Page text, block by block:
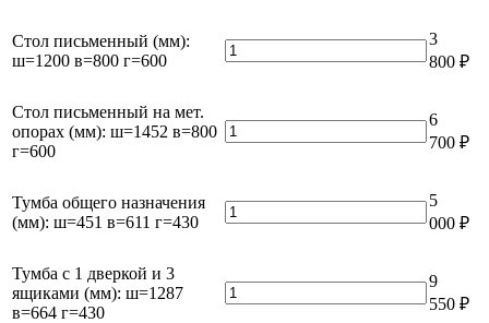
в=360
г=298
с
полками
ш=199
в=2220
Стол письменный (мм):
ш=1200 в=800 г=600
Количество
товара
(мм):
ш=1200
3
800 ₽
Стол письменный на мет.
опорах (мм): ш=1452 в=800
г=600
Количество
товара
на
мет.
ш=1452
в=800
6
700 ₽
Тумба общего назначения
(мм): ш=451 в=611 г=430
Количество
товара
назначения
(мм):
5
000 ₽
Тумба с 1 дверкой и 3
ящиками (мм): ш=1287
в=664 г=430
Количество
товара
9
550 ₽